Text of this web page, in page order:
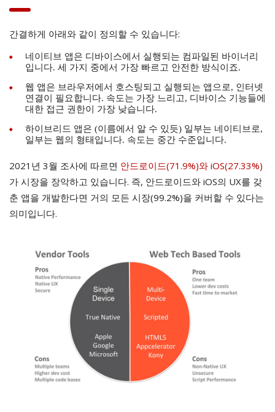
간결하게 아래와 같이 정의할 수 있습니다:
네이티브 앱은 디바이스에서 실행되는 컴파일된 바이너리
입니다. 세 가지 중에서 가장 빠르고 안전한 방식이죠.
웹 앱은 브라우저에서 호스팅되고 실행되는 앱으로, 인터넷
연결이 필요합니다. 속도는 가장 느리고, 디바이스 기능들에
대한 접근 권한이 가장 낮습니다.
하이브리드 앱은 (이름에서 알 수 있듯) 일부는 네이티브로,
일부는 웹의 형태입니다. 속도는 중간 수준입니다.
2021년 3월 조사에 따르면 안드로이드(71.9%)와 iOS(27.33%)
가 시장을 장악하고 있습니다. 즉, 안드로이드와 iOS의 UX를 갖
춘 앱을 개발한다면 거의 모든 시장(99.2%)을 커버할 수 있다는
의미입니다.